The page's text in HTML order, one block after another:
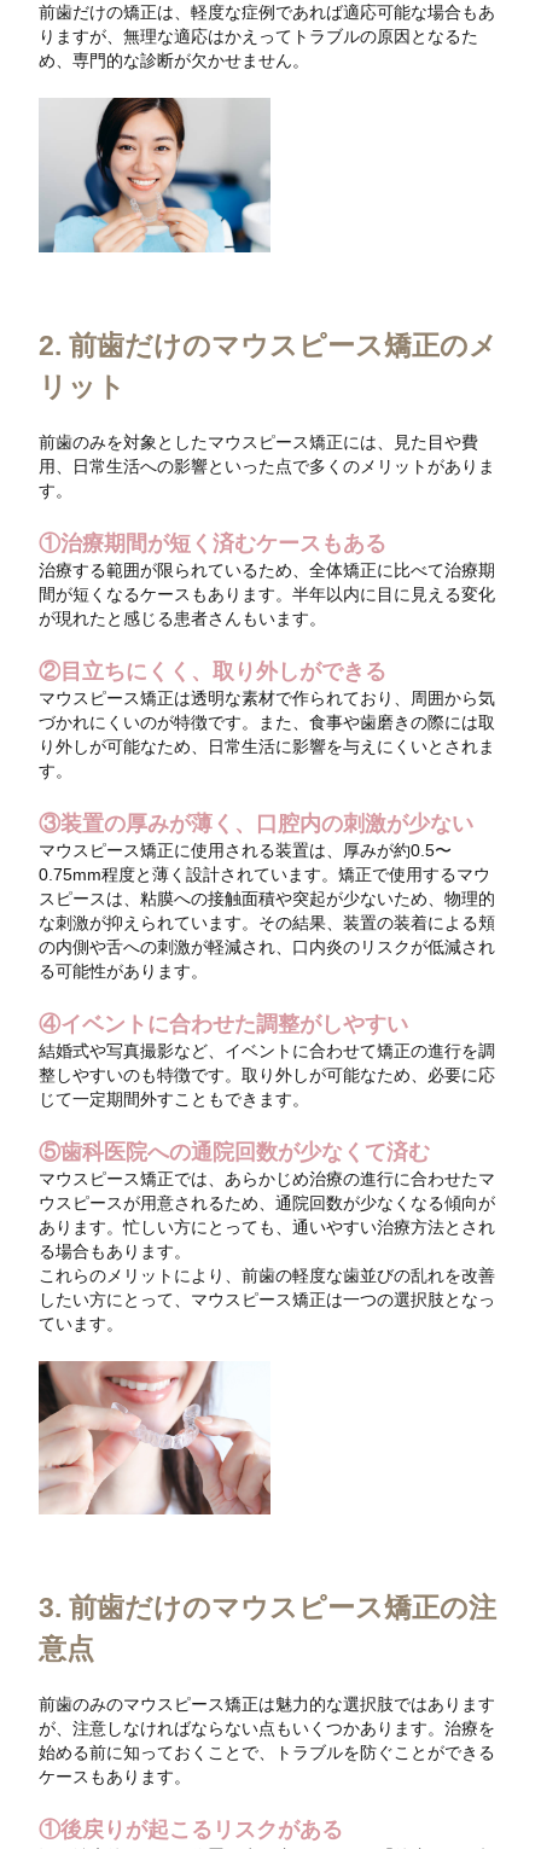
前歯だけの矯正は、軽度な症例であれば適応可能な場合もあ
りますが、無理な適応はかえってトラブルの原因となるた
め、専門的な診断が欠かせません。
2. 前歯だけのマウスピース矯正のメ
リット
前歯のみを対象としたマウスピース矯正には、見た目や費
用、日常生活への影響といった点で多くのメリットがありま
す。
①治療期間が短く済むケースもある
治療する範囲が限られているため、全体矯正に比べて治療期
間が短くなるケースもあります。半年以内に目に見える変化
が現れたと感じる患者さんもいます。
②目立ちにくく、取り外しができる
マウスピース矯正は透明な素材で作られており、周囲から気
づかれにくいのが特徴です。また、食事や歯磨きの際には取
り外しが可能なため、日常生活に影響を与えにくいとされま
す。
③装置の厚みが薄く、口腔内の刺激が少ない
マウスピース矯正に使用される装置は、厚みが約0.5〜
0.75mm程度と薄く設計されています。矯正で使用するマウ
スピースは、粘膜への接触面積や突起が少ないため、物理的
な刺激が抑えられています。その結果、装置の装着による頬
の内側や舌への刺激が軽減され、口内炎のリスクが低減され
る可能性があります。
④イベントに合わせた調整がしやすい
結婚式や写真撮影など、イベントに合わせて矯正の進行を調
整しやすいのも特徴です。取り外しが可能なため、必要に応
じて一定期間外すこともできます。
⑤歯科医院への通院回数が少なくて済む
マウスピース矯正では、あらかじめ治療の進行に合わせたマ
ウスピースが用意されるため、通院回数が少なくなる傾向が
あります。忙しい方にとっても、通いやすい治療方法とされ
る場合もあります。
これらのメリットにより、前歯の軽度な歯並びの乱れを改善
したい方にとって、マウスピース矯正は一つの選択肢となっ
ています。
3. 前歯だけのマウスピース矯正の注
意点
前歯のみのマウスピース矯正は魅力的な選択肢ではあります
が、注意しなければならない点もいくつかあります。治療を
始める前に知っておくことで、トラブルを防ぐことができる
ケースもあります。
①後戻りが起こるリスクがある